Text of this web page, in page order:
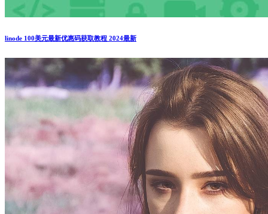
linode 100美元最新优惠码获取教程 2024最新